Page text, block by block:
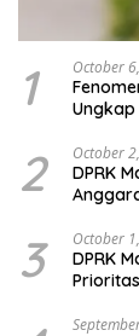
Politik